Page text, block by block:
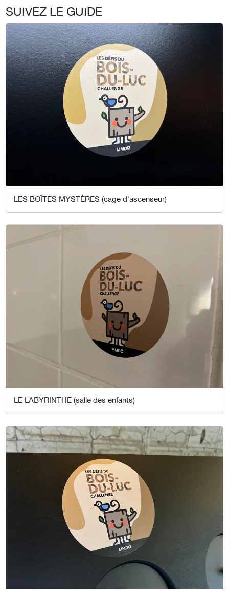
SUIVEZ LE GUIDE
LES BOÎTES MYSTÈRES (cage d'ascenseur)
LE LABYRINTHE (salle des enfants)